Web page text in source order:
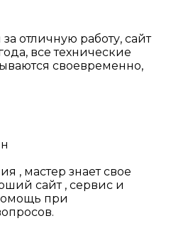
отличную работу, сайт
все технические
своевременно,
, мастер знает свое
сайт , сервис и
при